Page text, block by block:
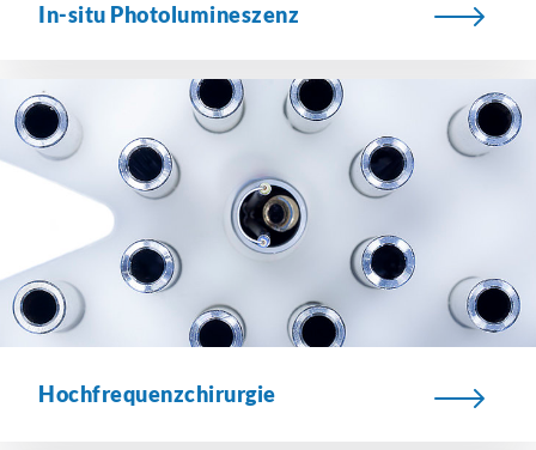
In-situ Photolumineszenz
Hochfrequenzchirurgie